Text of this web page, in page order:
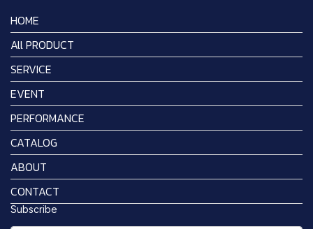
HOME
All PRODUCT
SERVICE
EVENT
PERFORMANCE
CATALOG
ABOUT
CONTACT
Subscribe